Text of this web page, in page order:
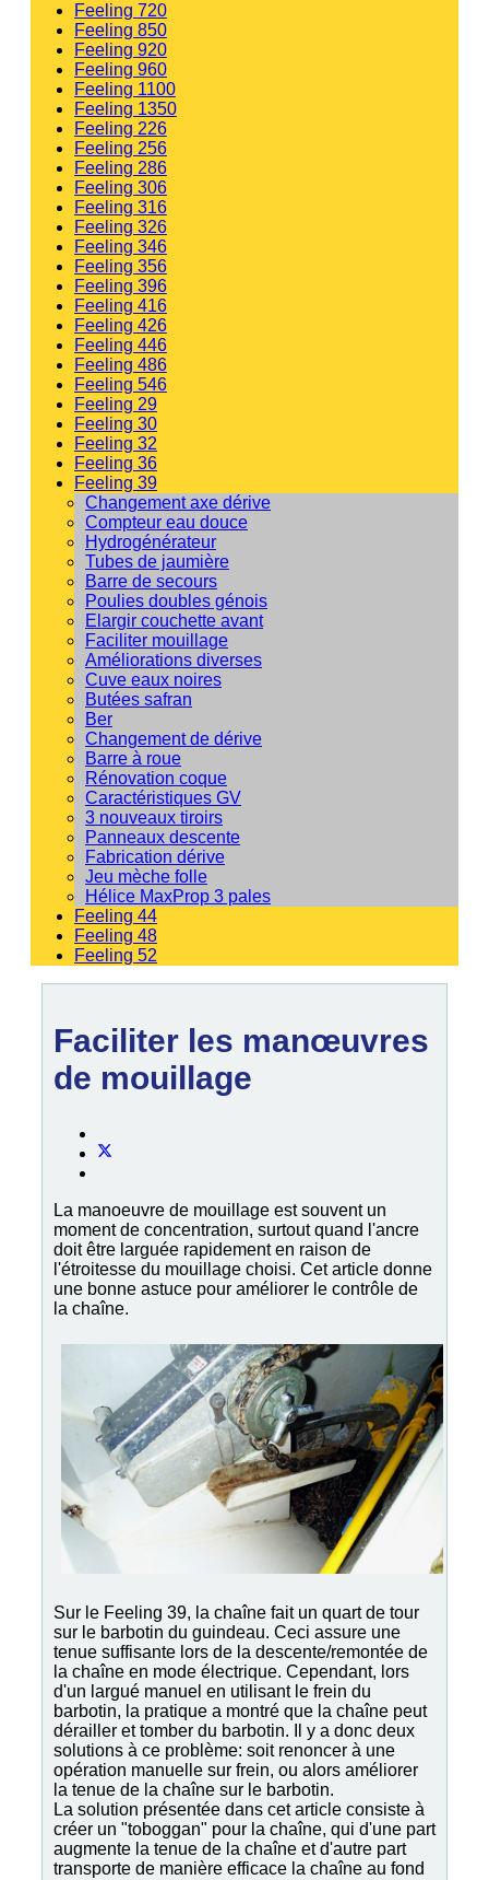
Feeling 720
Feeling 850
Feeling 920
Feeling 960
Feeling 1100
Feeling 1350
Feeling 226
Feeling 256
Feeling 286
Feeling 306
Feeling 316
Feeling 326
Feeling 346
Feeling 356
Feeling 396
Feeling 416
Feeling 426
Feeling 446
Feeling 486
Feeling 546
Feeling 29
Feeling 30
Feeling 32
Feeling 36
Feeling 39
Changement axe dérive
Compteur eau douce
Hydrogénérateur
Tubes de jaumière
Barre de secours
Poulies doubles génois
Elargir couchette avant
Faciliter mouillage
Améliorations diverses
Cuve eaux noires
Butées safran
Ber
Changement de dérive
Barre à roue
Rénovation coque
Caractéristiques GV
3 nouveaux tiroirs
Panneaux descente
Fabrication dérive
Jeu mèche folle
Hélice MaxProp 3 pales
Feeling 44
Feeling 48
Feeling 52
Faciliter les manœuvres
de mouillage
La manoeuvre de mouillage est souvent un
moment de concentration, surtout quand l'ancre
doit être larguée rapidement en raison de
l'étroitesse du mouillage choisi. Cet article donne
une bonne astuce pour améliorer le contrôle de
la chaîne.
Sur le Feeling 39, la chaîne fait un quart de tour
sur le barbotin du guindeau. Ceci assure une
tenue suffisante lors de la descente/remontée de
la chaîne en mode électrique. Cependant, lors
d'un largué manuel en utilisant le frein du
barbotin, la pratique a montré que la chaîne peut
dérailler et tomber du barbotin. Il y a donc deux
solutions à ce problème: soit renoncer à une
opération manuelle sur frein, ou alors améliorer
la tenue de la chaîne sur le barbotin.
La solution présentée dans cet article consiste à
créer un "toboggan" pour la chaîne, qui d'une part
augmente la tenue de la chaîne et d'autre part
transporte de manière efficace la chaîne au fond